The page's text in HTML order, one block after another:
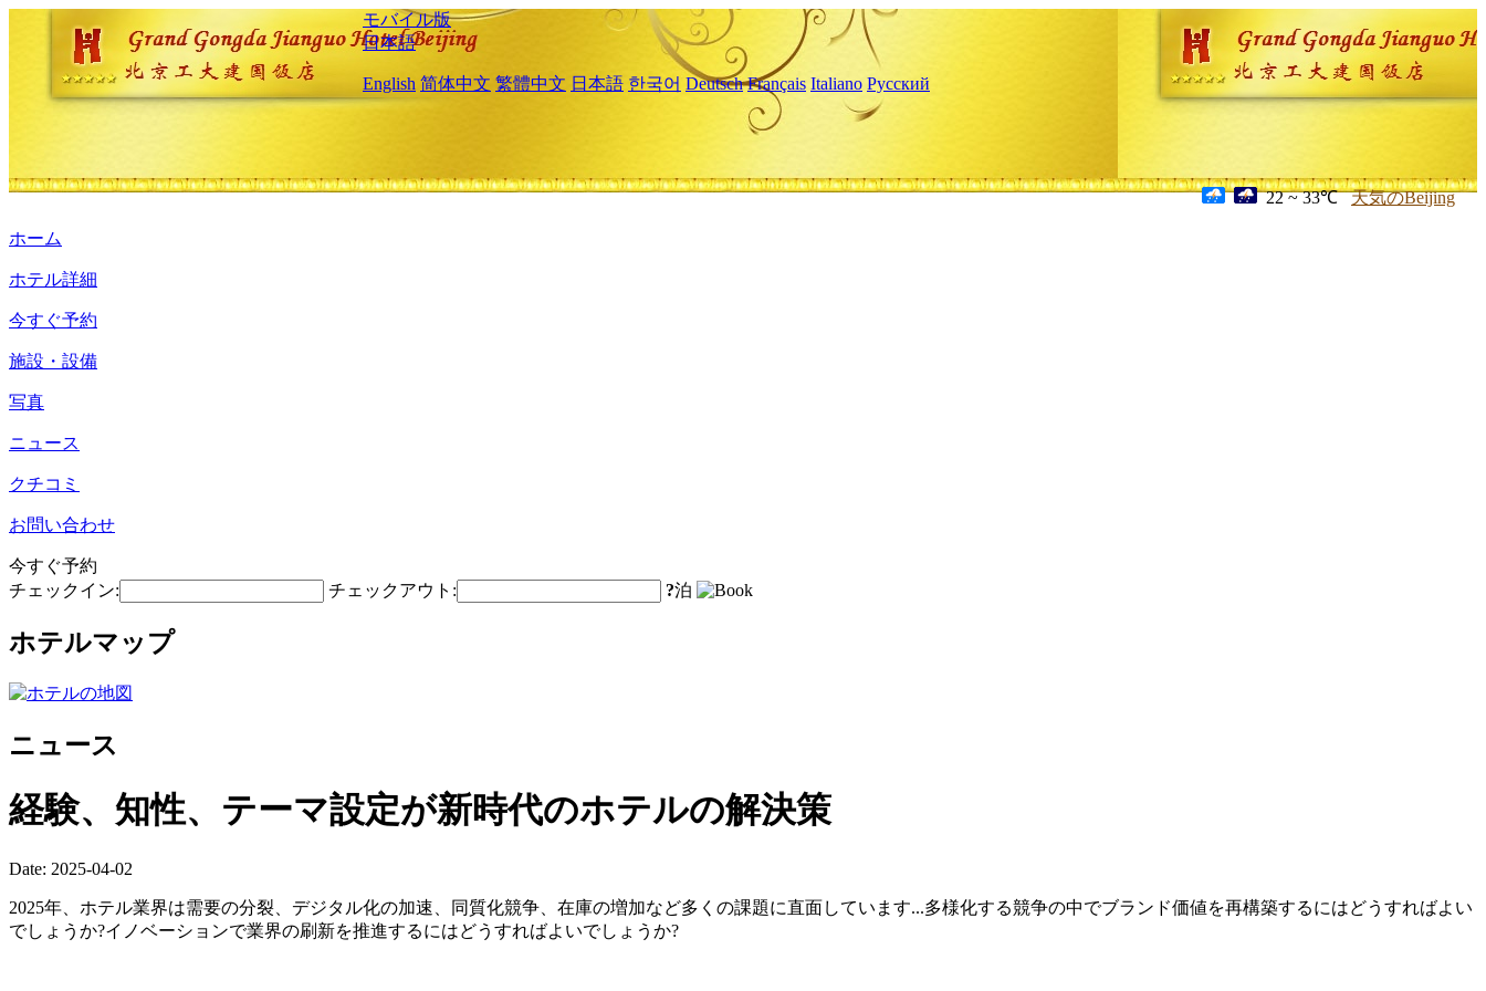
モバイル版
日本語
English 简体中文 繁體中文 日本語 한국어 Deutsch Français Italiano Русский
22 ~ 33℃ 天気のBeijing
ホーム
ホテル詳細
今すぐ予約
施設・設備
写真
ニュース
クチコミ
お問い合わせ
今すぐ予約
チェックイン:
チェックアウト: ?泊
ホテルマップ
ニュース
経験、知性、テーマ設定が新時代のホテルの解決策
Date: 2025-04-02
2025年、ホテル業界は需要の分裂、デジタル化の加速、同質化競争、在庫の増加など多くの課題に直面しています...多様化する競争の中でブランド価値を再構築するにはどうすればよい
でしょうか?イノベーションで業界の刷新を推進するにはどうすればよいでしょうか?